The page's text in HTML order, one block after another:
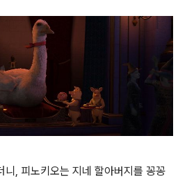
, 피노키오는 지네 할아버지를 꽁꽁